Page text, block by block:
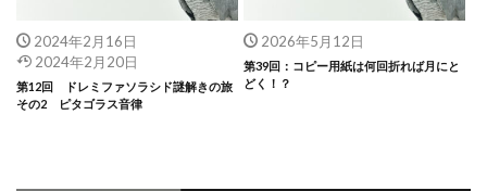
2024年2月16日
2024年2月20日
第12回 ドレミファソラシド謎解きの旅
その2 ピタゴラス音律
2026年5月12日
第39回：コピー用紙は何回折れば月にと
どく！？